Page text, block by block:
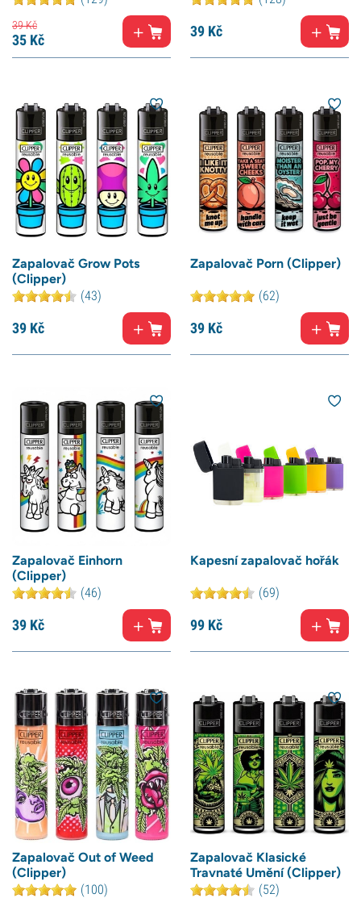
39Kč
35 Kč
39 Kč
Zapalovač Grow Pots
(Clipper)
(43)
39 Kč
Zapalovač Porn (Clipper)
(62)
39 Kč
Zapalovač Einhorn
(Clipper)
(46)
39 Kč
Kapesní zapalovač hořák
(69)
99 Kč
Zapalovač Out of Weed
(Clipper)
(100)
Zapalovač Klasické
Travnaté Umění (Clipper)
(52)